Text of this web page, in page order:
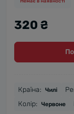
320 ₴
Країна: Чилі
Колір: Червоне